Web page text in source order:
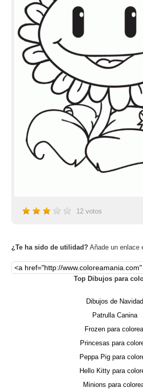
12 votos
¿Te ha sido de utilidad? Añade un enlace
Top Dibujos para
Dibujos de Navidad
Patrulla Canina
Frozen para
Princesas para
Peppa Pig para
Hello Kitty para
Minions para